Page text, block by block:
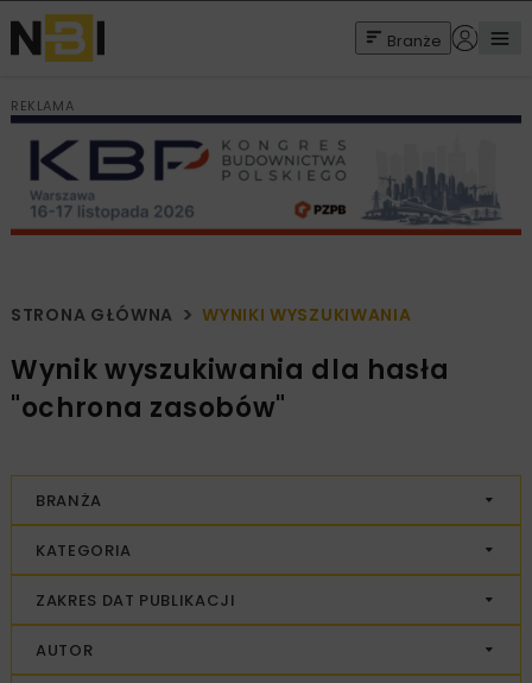
Branże
REKLAMA
STRONA GŁÓWNA WYNIKI WYSZUKIWANIA
Wynik wyszukiwania dla hasła
"ochrona zasobów"
BRANŻA
KATEGORIA
ZAKRES DAT PUBLIKACJI
AUTOR